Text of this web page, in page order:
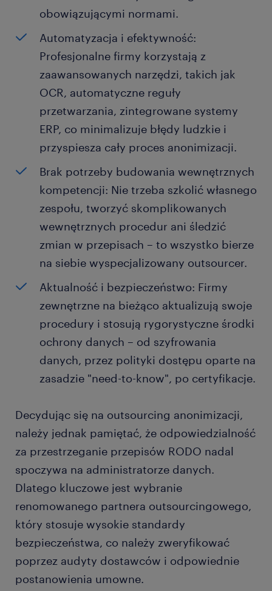
obowiązującymi normami.
Automatyzacja i efektywność:
Profesjonalne firmy korzystają z
zaawansowanych narzędzi, takich jak
OCR, automatyczne reguły
przetwarzania, zintegrowane systemy
ERP, co minimalizuje błędy ludzkie i
przyspiesza cały proces anonimizacji.
Brak potrzeby budowania wewnętrznych
kompetencji: Nie trzeba szkolić własnego
zespołu, tworzyć skomplikowanych
wewnętrznych procedur ani śledzić
zmian w przepisach – to wszystko bierze
na siebie wyspecjalizowany outsourcer.
Aktualność i bezpieczeństwo: Firmy
zewnętrzne na bieżąco aktualizują swoje
procedury i stosują rygorystyczne środki
ochrony danych – od szyfrowania
danych, przez polityki dostępu oparte na
zasadzie "need-to-know", po certyfikacje.
Decydując się na outsourcing anonimizacji,
należy jednak pamiętać, że odpowiedzialność
za przestrzeganie przepisów RODO nadal
spoczywa na administratorze danych.
Dlatego kluczowe jest wybranie
renomowanego partnera outsourcingowego,
który stosuje wysokie standardy
bezpieczeństwa, co należy zweryfikować
poprzez audyty dostawców i odpowiednie
postanowienia umowne.